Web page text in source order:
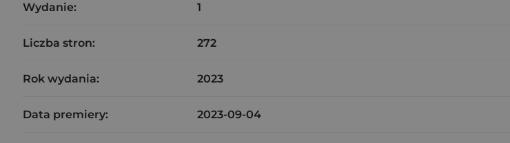
Wydanie: 1
Liczba stron: 272
Rok wydania: 2023
Data premiery: 2023-09-04